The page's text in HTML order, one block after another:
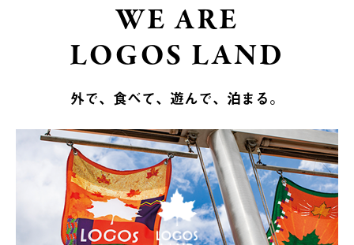
WE ARE
LOGOS LAND
外で、食べて、遊んで、泊まる。